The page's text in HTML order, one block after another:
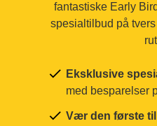
fantastiske Early
spesialtilbud på
Eksklusive
med besparelser
Vær den første